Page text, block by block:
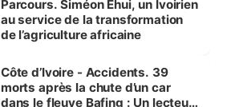
Parcours. Siméon Ehui, un Ivoirien
au service de la transformation
de l’agriculture africaine
Côte d’Ivoire - Accidents. 39
morts après la chute d’un car
dans le fleuve Bafing : Un lecteur